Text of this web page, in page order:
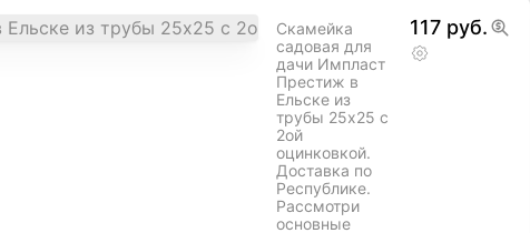
Скамейка
садовая для
дачи Импласт
Престиж в
Ельске из
трубы 25х25 с
2ой
оцинковкой.
Доставка по
Республике.
Рассмотри
основные
117 руб.